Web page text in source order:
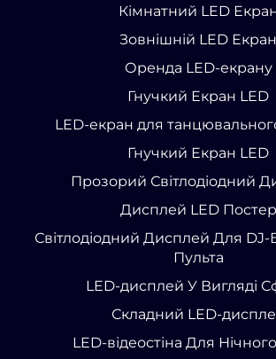
Кімнатний LED
Зовнішній LED Екран
Оренда LED-екрану
Гнучкий Екран LED
LED-екран для
Гнучкий Екран LED
Прозорий Світлодіодний
Дисплей LED Постер
Світлодіодний Дисплей Для DJ-
Пульта
LED-дисплей У Вигляді
Складний LED-
LED-відеостіна Для